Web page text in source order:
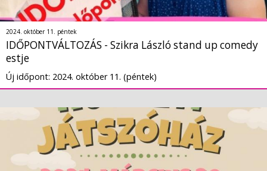
2024. október 11. péntek
IDŐPONTVÁLTOZÁS - Szikra László stand up comedy
estje
Új időpont: 2024. október 11. (péntek)